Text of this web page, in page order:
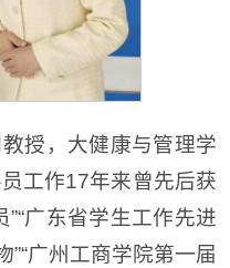
授，大健康与管理学
工作17年来曾先后获
广东省学生工作先进
”“广州工商学院第一届